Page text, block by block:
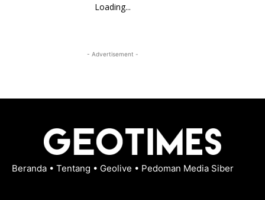
Loading...
- Advertisement -
Beranda • Tentang • Geolive • Pedoman Media Siber